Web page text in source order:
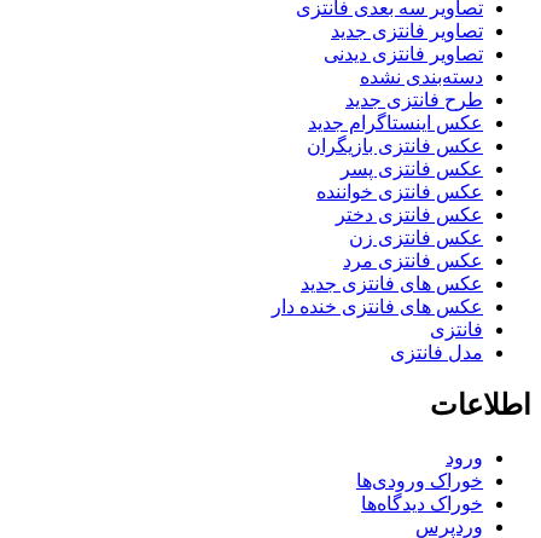
تصاویر سه بعدی فانتزی
تصاویر فانتزی جدید
تصاویر فانتزی دیدنی
دسته‌بندی نشده
طرح فانتزی جدید
عکس اینستاگرام جدید
عکس فانتزی بازیگران
عکس فانتزی پسر
عکس فانتزی خواننده
عکس فانتزی دختر
عکس فانتزی زن
عکس فانتزی مرد
عکس های فانتزی جدید
عکس های فانتزی خنده دار
فانتزی
مدل فانتزی
اطلاعات
ورود
خوراک ورودی‌ها
خوراک دیدگاه‌ها
وردپرس